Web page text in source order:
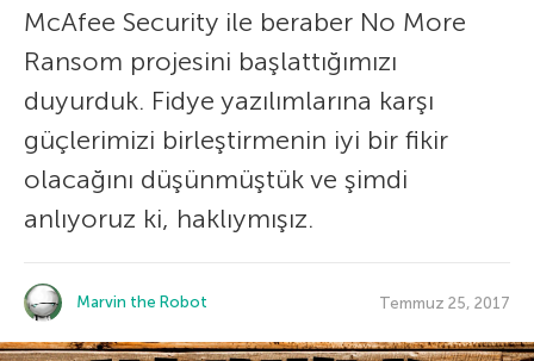
McAfee Security ile beraber No More
Ransom projesini başlattığımızı
duyurduk. Fidye yazılımlarına karşı
güçlerimizi birleştirmenin iyi bir fikir
olacağını düşünmüştük ve şimdi
anlıyoruz ki, haklıymışız.
Marvin the Robot Temmuz 25, 2017